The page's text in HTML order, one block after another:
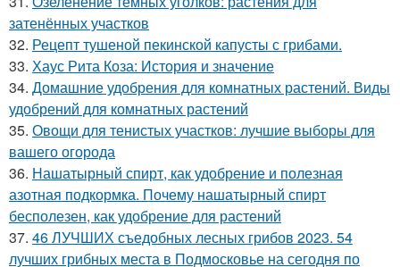
затенённых участков
32. Рецепт тушеной пекинской капусты с грибами.
33. Хаус Рита Коза: История и значение
34. Домашние удобрения для комнатных растений. Виды
удобрений для комнатных растений
35. Овощи для тенистых участков: лучшие выборы для
вашего огорода
36. Нашатырный спирт, как удобрение и полезная
азотная подкормка. Почему нашатырный спирт
бесполезен, как удобрение для растений
37. 46 ЛУЧШИХ съедобных лесных грибов 2023. 54
лучших грибных места в Подмосковье на сегодня по